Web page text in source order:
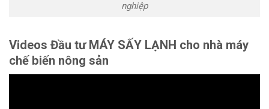
nghiệp
Videos Đầu tư MÁY SẤY LẠNH cho nhà máy
chế biến nông sản